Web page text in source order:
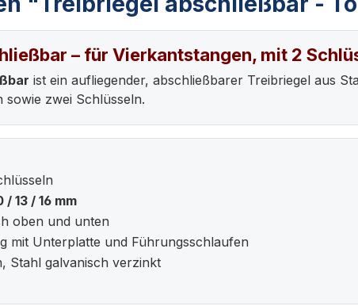
– für Vierkantstangen, mit 2
ist ein aufliegender, abschließbarer Treibriegel aus
zwei Schlüsseln.
13 / 16 mm
oben und unten
mit Unterplatte und Führungsschlaufen
Stahl galvanisch verzinkt